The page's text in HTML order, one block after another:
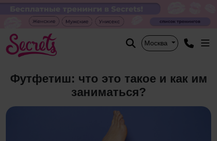
Москва
Футфетиш: что это такое и как им
заниматься?